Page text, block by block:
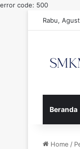
error code: 500
Rabu,
Beranda
Home /